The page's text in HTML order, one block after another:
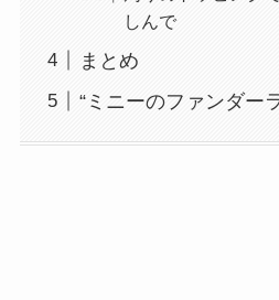
しんで
まとめ
“ミニーのファンダー